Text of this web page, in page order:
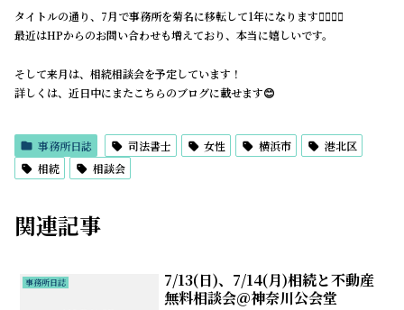
タイトルの通り、7月で事務所を菊名に移転して1年になります🙂‍↕️🙂‍↕️
最近はHPからのお問い合わせも増えており、本当に嬉しいです。
そして来月は、相続相談会を予定しています！
詳しくは、近日中にまたこちらのブログに載せます😊
事務所日誌 司法書士 女性 横浜市
港北区
相続
相談会
関連記事
事務所日誌
7/13(日)、7/14(月)相続と不動産
無料相談会＠神奈川公会堂